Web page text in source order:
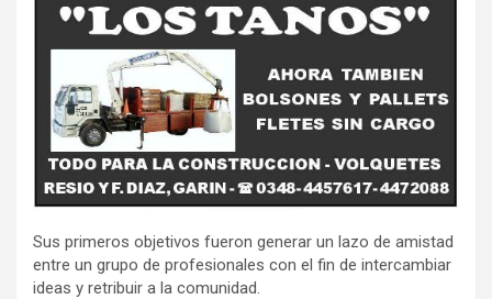
Sus primeros objetivos fueron generar un lazo de amistad
entre un grupo de profesionales con el fin de intercambiar
ideas y retribuir a la comunidad.